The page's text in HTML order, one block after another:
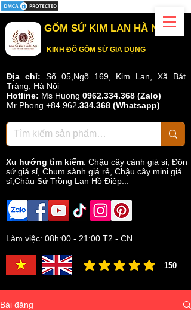
GỐM SỨ KIM LAN HÀ NỘI
KINH ĐÔ GỐM SỨ GIA DỤNG
Địa chỉ: Số 05,Ngõ 169, Kim Lan, Xã Bát
Tràng, Hà Nội
Hotline: Ms Huong 0962.334.368 (Zalo)
Mr Phong +84 962.334.368 (Whatsapp)
Xu hướng tìm kiếm: Chậu cây cảnh giá sỉ Đôn
sứ giá sỉ Chum sành giá rẻ Chậu cây mini giá
sỉ,Chậu Sứ Trồng Lan Hồ Điệp...
Làm việc: 08h:00 - 21:00 T2 - CN
150
đánh giá trung bình là 3 /5,
Bài đăng